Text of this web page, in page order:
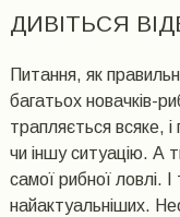
ДИВІТЬСЯ
Питання, як
багатьох новачків-
трапляється всяке,
чи іншу ситуацію. А
самої рибної ловлі. І
найактуальніших.